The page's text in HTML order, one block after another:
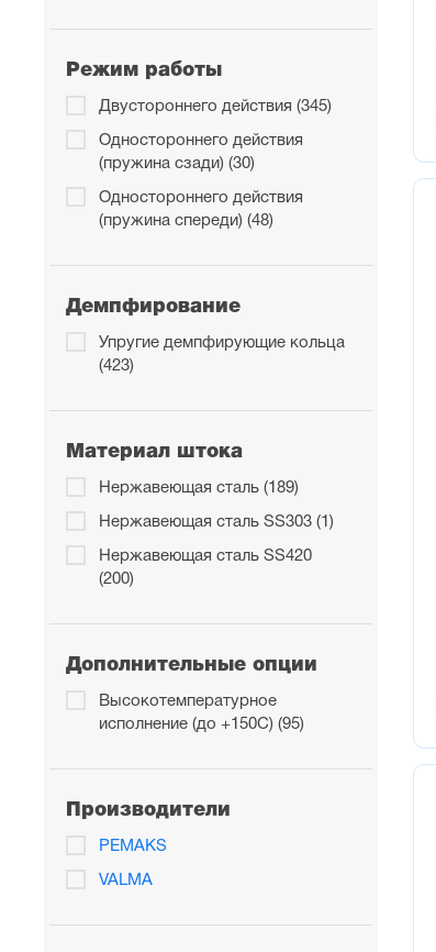
75 (1)
80 (23)
90 (18)
Режим работы
Двустороннего действия (345)
Одностороннего действия
(пружина сзади) (30)
Одностороннего действия
(пружина спереди) (48)
Демпфирование
Упругие демпфирующие кольца
(423)
Материал штока
Нержавеющая сталь (189)
Нержавеющая сталь SS303 (1)
Нержавеющая сталь SS420
(200)
Дополнительные опции
Высокотемпературное
исполнение (до +150С) (95)
Производители
PEMAKS
VALMA